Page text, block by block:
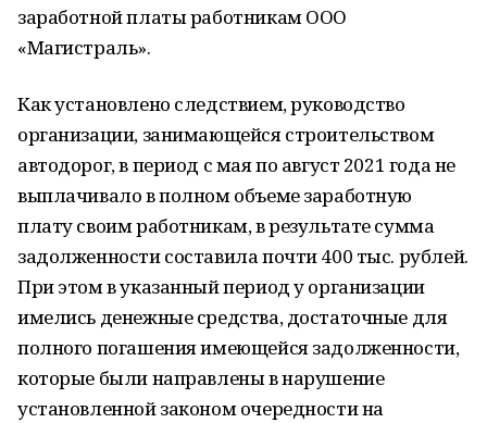
заработной платы работникам ООО
«Магистраль».
Как установлено следствием, руководство
организации, занимающейся строительством
автодорог, в период с мая по август 2021 года не
выплачивало в полном объеме заработную
плату своим работникам, в результате сумма
задолженности составила почти 400 тыс. рублей.
При этом в указанный период у организации
имелись денежные средства, достаточные для
полного погашения имеющейся задолженности,
которые были направлены в нарушение
установленной законом очередности на